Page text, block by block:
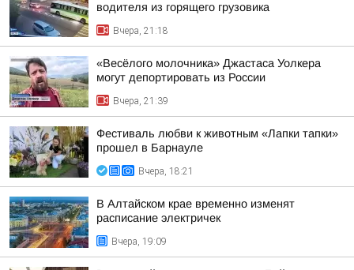
водителя из горящего грузовика
Вчера, 21:18
«Весёлого молочника» Джастаса Уолкера
могут депортировать из России
Вчера, 21:39
Фестиваль любви к животным «Лапки тапки»
прошел в Барнауле
Вчера, 18:21
В Алтайском крае временно изменят
расписание электричек
Вчера, 19:09